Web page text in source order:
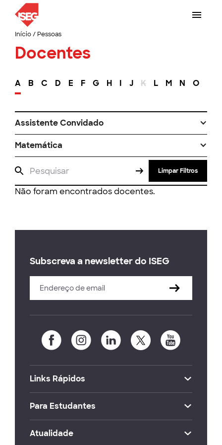
Início/ Pessoas
Docentes
A B C D E F G H I J K L M N O
Assistente Convidado
Matemática
Limpar Filtros
Não foram encontrados docentes.
Subscreva a newsletter do ISEG
Links Rápidos
Para Estudantes
Atualidade